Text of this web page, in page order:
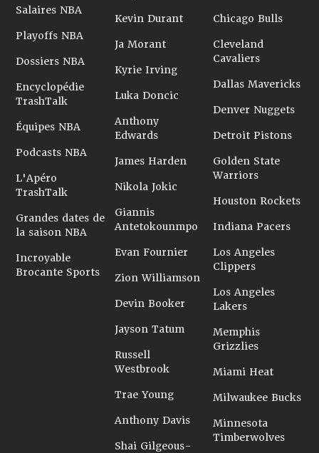
Salaires NBA
Playoffs NBA
Dossiers NBA
Encyclopédie
TrashTalk
Équipes NBA
Podcasts NBA
L'Apéro
TrashTalk
Grandes dates de
la saison NBA
Incroyable
Brocante Sports
Kevin Durant
Ja Morant
Kyrie Irving
Luka Doncic
Anthony
Edwards
James Harden
Nikola Jokic
Giannis
Antetokounmpo
Evan Fournier
Zion Williamson
Devin Booker
Jayson Tatum
Russell
Westbrook
Trae Young
Anthony Davis
Shai Gilgeous-
Chicago Bulls
Cleveland
Cavaliers
Dallas Mavericks
Denver Nuggets
Detroit Pistons
Golden State
Warriors
Houston Rockets
Indiana Pacers
Los Angeles
Clippers
Los Angeles
Lakers
Memphis
Grizzlies
Miami Heat
Milwaukee Bucks
Minnesota
Timberwolves